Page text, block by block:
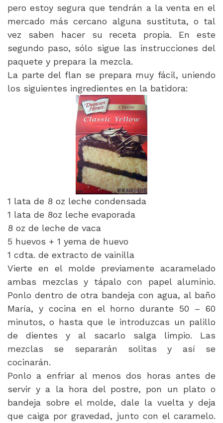
pero estoy segura que tendrán a la venta en el
mercado más cercano alguna sustituta, o tal
vez saben hacer su receta propia. En este
segundo paso, sólo sigue las instrucciones del
paquete y prepara la mezcla.
La parte del flan se prepara muy fácil, uniendo
los siguientes ingredientes en la batidora:
1 lata de 8 oz leche condensada
1 lata de 8oz leche evaporada
8 oz de leche de vaca
5 huevos + 1 yema de huevo
1 cdta. de extracto de vainilla
Vierte en el molde previamente acaramelado
ambas mezclas y tápalo con papel aluminio.
Ponlo dentro de otra bandeja con agua, al baño
María, y cocina en el horno durante 50 – 60
minutos, o hasta que le introduzcas un palillo
de dientes y al sacarlo salga limpio. Las
mezclas se separarán solitas y así se
cocinarán.
Ponlo a enfriar al menos dos horas antes de
servir y a la hora del postre, pon un plato o
bandeja sobre el molde, dale la vuelta y deja
que caiga por gravedad, junto con el caramelo.